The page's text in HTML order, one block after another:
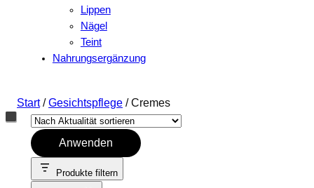
Lippen
Nägel
Teint
Nahrungsergänzung
Start/Gesichtspflege / Cremes
Anwenden
Produkte filtern